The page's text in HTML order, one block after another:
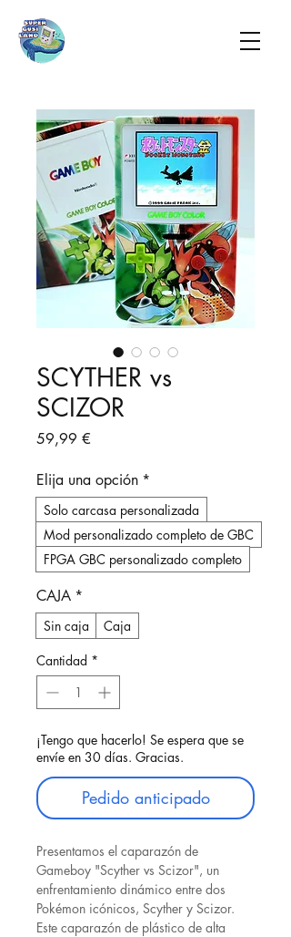
SCYTHER vs
SCIZOR
59,99 €
Elija una opción *
Solo carcasa personalizada
Mod personalizado completo de GBC
FPGA GBC personalizado completo
CAJA *
Sin caja
Caja
Cantidad *
¡Tengo que hacerlo! Se espera que se
envíe en 30 días. Gracias.
Pedido anticipado
Presentamos el caparazón de
Gameboy "Scyther vs Scizor", un
enfrentamiento dinámico entre dos
Pokémon icónicos, Scyther y Scizor.
Este caparazón de plástico de alta